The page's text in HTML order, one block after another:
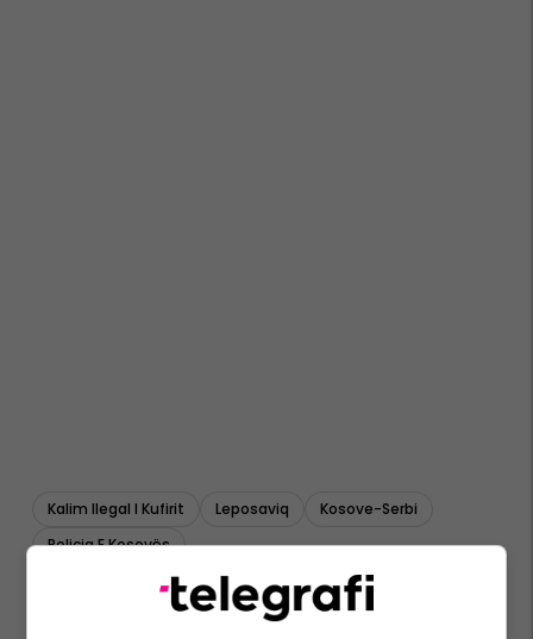
Kalim Ilegal I Kufirit Leposaviq
Kosove-Serbi
Policia E Kosovës